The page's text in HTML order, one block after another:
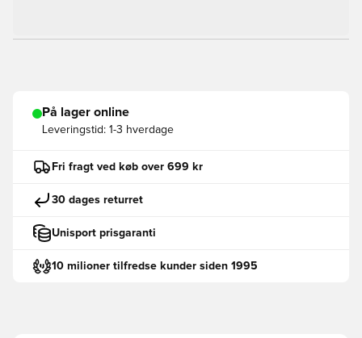
På lager online
Leveringstid: 1-3 hverdage
Fri fragt ved køb over 699 kr
30 dages returret
Unisport prisgaranti
10 milioner tilfredse kunder siden 1995